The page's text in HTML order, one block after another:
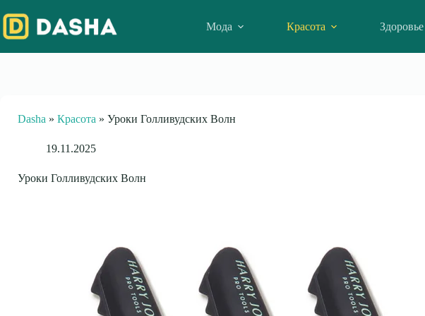
to
content
Мода Красота Здоровье
Dasha » Красота » Уроки Голливудских Волн
19.11.2025
Уроки Голливудских Волн